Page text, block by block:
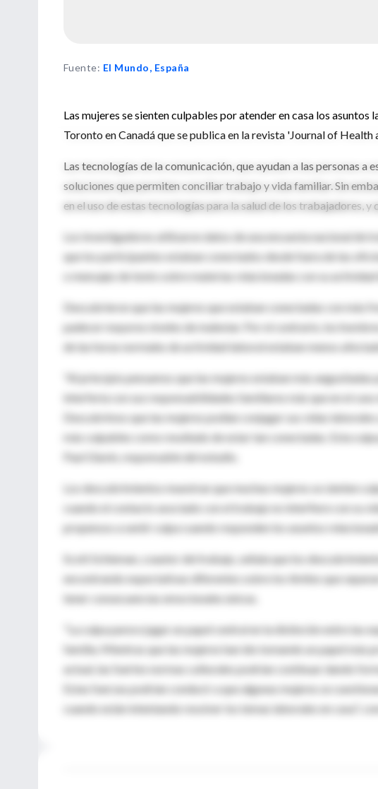
Fuente: El Mundo, España
Las mujeres se sienten culpables por atender en casa los
Toronto en Canadá que se publica en la revista 'Journal of Health
Las tecnologías de la comunicación, que ayudan a las personas a
soluciones que permiten conciliar trabajo y vida familiar. Sin
en el uso de estas tecnologías para la salud de los trabajadores,
Los investigadores utilizaron datos de una encuesta nacional
que los participantes estaban conectados desde fuera de las
o mensajes de texto sobre materias relacionadas con su actividad
Descubrieron que las mujeres que estaban conectadas con más
padecer mayores niveles de malestar. Por el contrario, los
de las horas normales de actividad laboral estaban menos
"Al principio pensamos que las mujeres estaban más
interfería con sus responsabilidades familiares más que en el
Descubrimos que las mujeres podían conjugar sus vidas
más culpables como resultado de estar tan conectadas. Esta
Paul Glavin, responsable del estudio.
Los descubrimientos muestran que muchas mujeres se sienten
cuando el contacto asociado con el trabajo no interfiere con su
propensos a sentir culpa cuando responden los asuntos
Scott Schieman, coautor del trabajo, señala que los
encontrando expectativas diferentes sobre los límites que
tener consecuencias emocionales únicas.
"La culpa parece jugar un papel central en la distinción entre las
familia. Mientras que las mujeres han ido tomando un papel más
actual, las fuertes normas culturales podrían continuar dando
Estas fuerzas podrían conducir a que algunas mujeres se
cuando están intentando resolver los temas laborales en casa",